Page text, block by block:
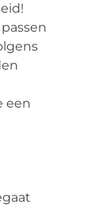
een